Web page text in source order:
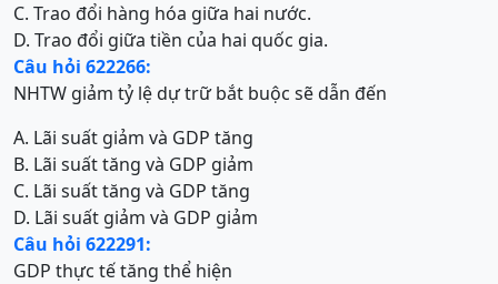
C. Trao đổi hàng hóa giữa hai nước.
D. Trao đổi giữa tiền của hai quốc gia.
Câu hỏi 622266:
NHTW giảm tỷ lệ dự trữ bắt buộc sẽ dẫn đến
A. Lãi suất giảm và GDP tăng
B. Lãi suất tăng và GDP giảm
C. Lãi suất tăng và GDP tăng
D. Lãi suất giảm và GDP giảm
Câu hỏi 622291:
GDP thực tế tăng thể hiện